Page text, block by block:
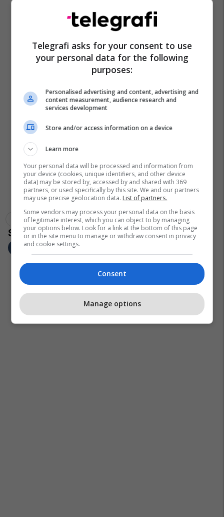
Roma Eusebio Di Francesco Serie A
Telegrafi asks for your consent to use
your personal data for the following
purposes:
Personalised advertising and content, advertising and
content measurement, audience research and
services development
Store and/or access information on a device
Learn more
Your personal data will be processed and information from
your device (cookies, unique identifiers, and other device
data) may be stored by, accessed by and shared with 369
partners, or used specifically by this site. We and our partners
may use precise geolocation data. List of partners.
Some vendors may process your personal data on the basis
of legitimate interest, which you can object to by managing
your options below. Look for a link at the bottom of this page
or in the site menu to manage or withdraw consent in privacy
and cookie settings.
Consent
Manage options